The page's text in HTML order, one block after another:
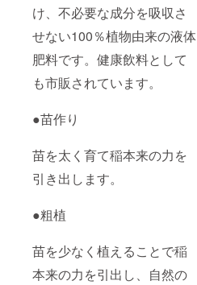
け、不必要な成分を吸収さ
せない100％植物由来の液体
肥料です。健康飲料として
も市販されています。
●苗作り
苗を太く育て稲本来の力を
引き出します。
●粗植
苗を少なく植えることで稲
本来の力を引出し、自然の